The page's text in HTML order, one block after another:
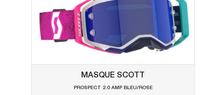
MASQUE SCOTT
PROSPECT 2.0 AMP BLEU/ROSE